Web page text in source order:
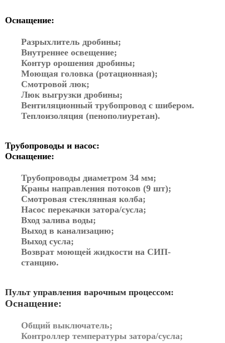
Оснащение:
Разрыхлитель дробины;
Внутреннее освещение;
Контур орошения дробины;
Моющая головка (ротационная);
Смотровой люк;
Люк выгрузки дробины;
Вентиляционный трубопровод с шибером.
Теплоизоляция (пенополиуретан).
Трубопроводы и насос:
Оснащение:
Трубопроводы диаметром 34 мм;
Краны направления потоков (9 шт);
Смотровая стеклянная колба;
Насос перекачки затора/сусла;
Вход залива воды;
Выход в канализацию;
Выход сусла;
Возврат моющей жидкости на СИП-
станцию.
Пульт управления варочным процессом:
Оснащение:
Общий выключатель;
Контроллер температуры затора/сусла;